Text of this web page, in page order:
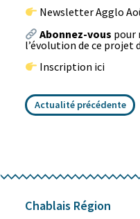
Newsletter Agglo
Abonnez-vous pour
l’évolution de ce projet
Inscription ici
Actualité précédente
Chablais Région